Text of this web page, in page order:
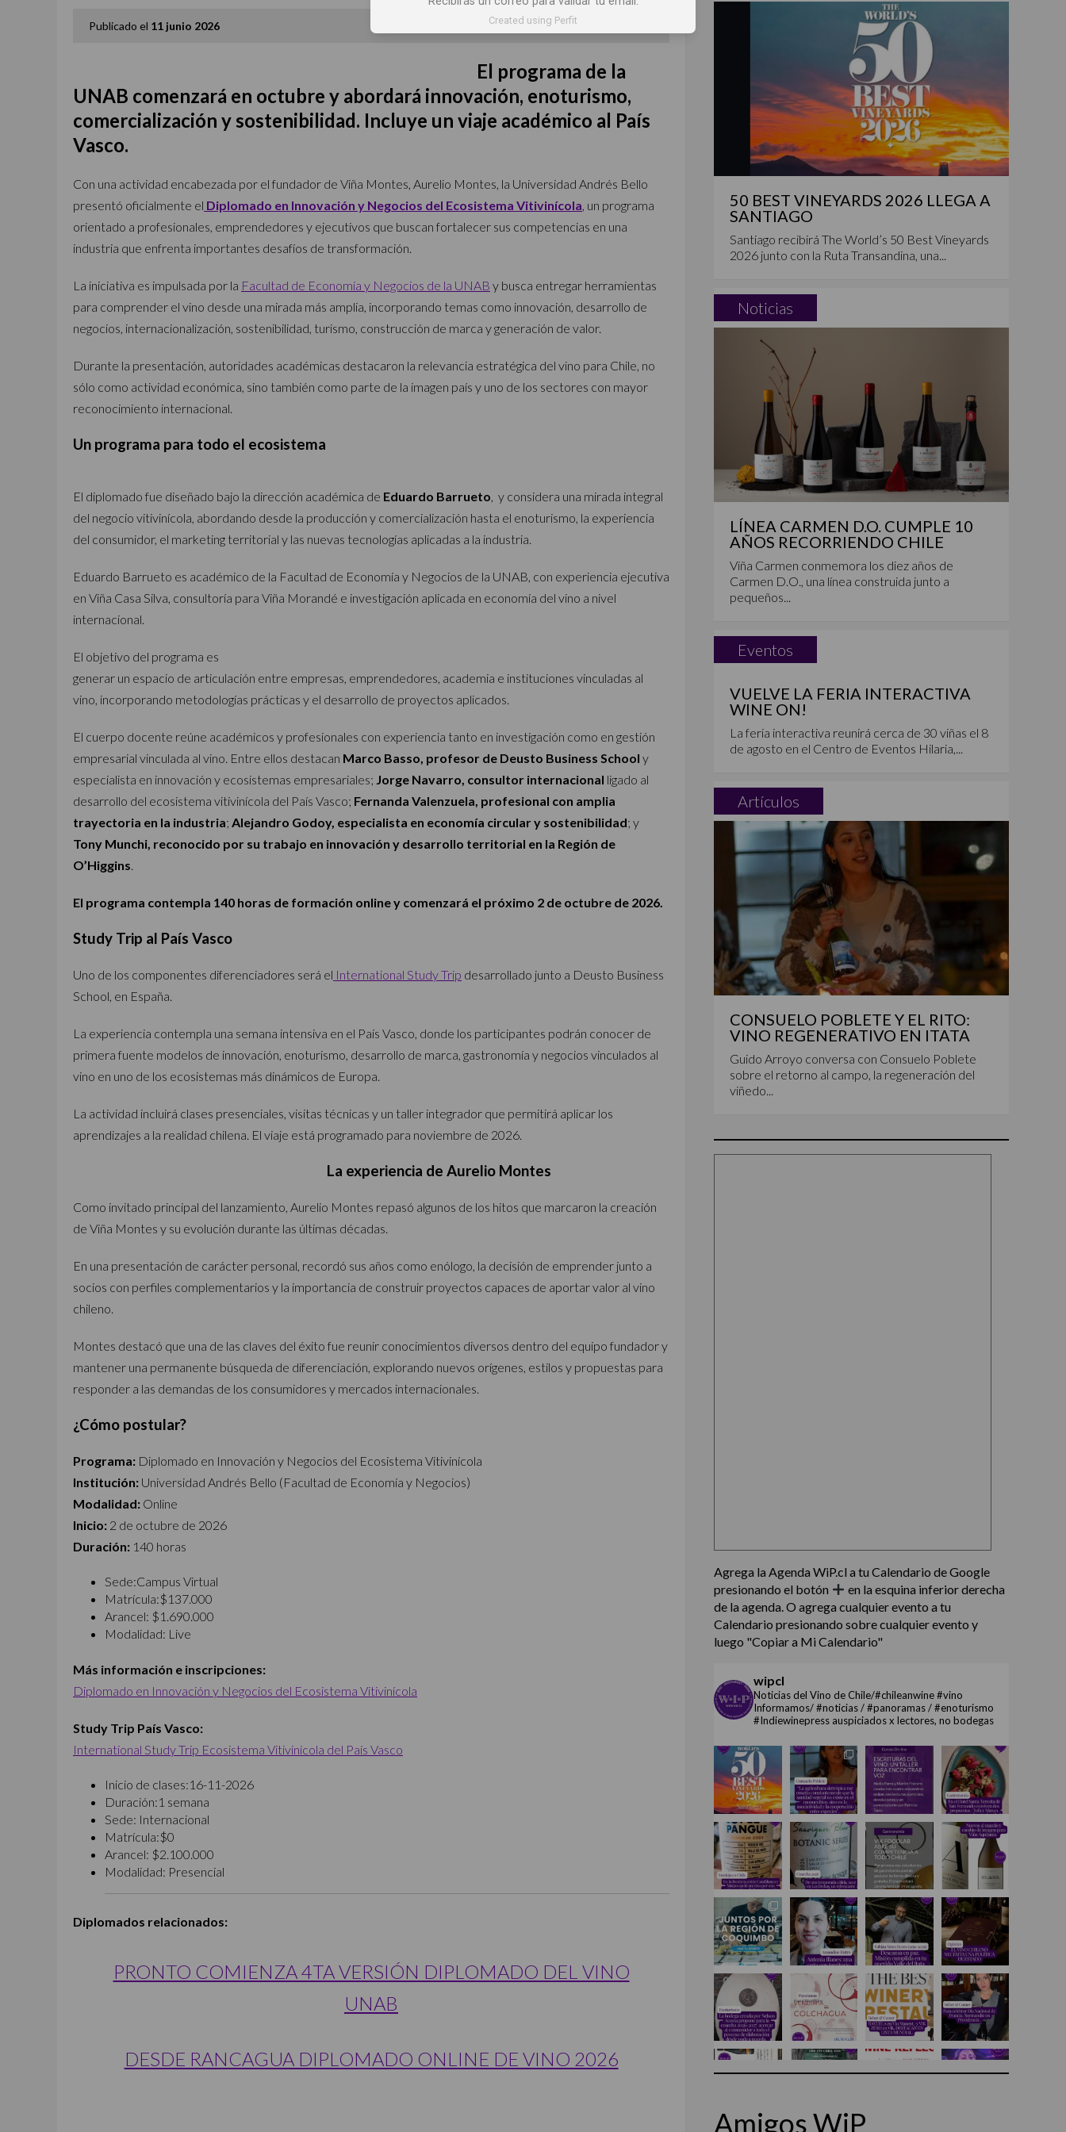
Publicado el 11 junio 2026 Mariana Martínez @reinaentrecopas
El programa de la
UNAB comenzará en octubre y abordará innovación, enoturismo,
comercialización y sostenibilidad. Incluye un viaje académico al País
Vasco.
Con una actividad encabezada por el fundador de Viña Montes, Aurelio Montes, la Universidad Andrés Bello
presentó oficialmente el Diplomado en Innovación y Negocios del Ecosistema Vitivinícola, un programa
orientado a profesionales, emprendedores y ejecutivos que buscan fortalecer sus competencias en una
industria que enfrenta importantes desafíos de transformación.
La iniciativa es impulsada por la Facultad de Economía y Negocios de la UNAB y busca entregar herramientas
para comprender el vino desde una mirada más amplia, incorporando temas como innovación, desarrollo de
negocios, internacionalización, sostenibilidad, turismo, construcción de marca y generación de valor.
Durante la presentación, autoridades académicas destacaron la relevancia estratégica del vino para Chile, no
sólo como actividad económica, sino también como parte de la imagen país y uno de los sectores con mayor
reconocimiento internacional.
Un programa para todo el ecosistema
El diplomado fue diseñado bajo la dirección académica de Eduardo Barrueto, y considera una mirada integral
del negocio vitivinícola, abordando desde la producción y comercialización hasta el enoturismo, la experiencia
del consumidor, el marketing territorial y las nuevas tecnologías aplicadas a la industria.
Eduardo Barrueto es académico de la Facultad de Economía y Negocios de la UNAB, con experiencia ejecutiva
en Viña Casa Silva, consultoría para Viña Morandé e investigación aplicada en economía del vino a nivel
internacional.
El objetivo del programa es
generar un espacio de articulación entre empresas, emprendedores, academia e instituciones vinculadas al
vino, incorporando metodologías prácticas y el desarrollo de proyectos aplicados.
El cuerpo docente reúne académicos y profesionales con experiencia tanto en investigación como en gestión
empresarial vinculada al vino. Entre ellos destacan Marco Basso, profesor de Deusto Business School y
especialista en innovación y ecosistemas empresariales; Jorge Navarro, consultor internacional ligado al
desarrollo del ecosistema vitivinícola del País Vasco; Fernanda Valenzuela, profesional con amplia
trayectoria en la industria; Alejandro Godoy, especialista en economía circular y sostenibilidad; y
Tony Munchi, reconocido por su trabajo en innovación y desarrollo territorial en la Región de
O’Higgins.
El programa contempla 140 horas de formación online y comenzará el próximo 2 de octubre de 2026.
Study Trip al País Vasco
Uno de los componentes diferenciadores será el International Study Trip desarrollado junto a Deusto Business
School, en España.
La experiencia contempla una semana intensiva en el País Vasco, donde los participantes podrán conocer de
primera fuente modelos de innovación, enoturismo, desarrollo de marca, gastronomía y negocios vinculados al
vino en uno de los ecosistemas más dinámicos de Europa.
La actividad incluirá clases presenciales, visitas técnicas y un taller integrador que permitirá aplicar los
aprendizajes a la realidad chilena. El viaje está programado para noviembre de 2026.
La experiencia de Aurelio Montes
Como invitado principal del lanzamiento, Aurelio Montes repasó algunos de los hitos que marcaron la creación
de Viña Montes y su evolución durante las últimas décadas.
En una presentación de carácter personal, recordó sus años como enólogo, la decisión de emprender junto a
socios con perfiles complementarios y la importancia de construir proyectos capaces de aportar valor al vino
chileno.
Montes destacó que una de las claves del éxito fue reunir conocimientos diversos dentro del equipo fundador y
mantener una permanente búsqueda de diferenciación, explorando nuevos orígenes, estilos y propuestas para
responder a las demandas de los consumidores y mercados internacionales.
¿Cómo postular?
Programa: Diplomado en Innovación y Negocios del Ecosistema Vitivinícola
Institución: Universidad Andrés Bello (Facultad de Economía y Negocios)
Modalidad: Online
Inicio: 2 de octubre de 2026
Duración: 140 horas
Sede:Campus Virtual
Matrícula:$137.000
Arancel: $1.690.000
Modalidad: Live
Más información e inscripciones:
Diplomado en Innovación y Negocios del Ecosistema Vitivinícola
Study Trip País Vasco:
International Study Trip Ecosistema Vitivinícola del País Vasco
Inicio de clases:16-11-2026
Duración:1 semana
Sede: Internacional
Matrícula:$0
Arancel: $2.100.000
Modalidad: Presencial
Diplomados relacionados:
PRONTO COMIENZA 4TA VERSIÓN DIPLOMADO DEL VINO
UNAB
DESDE RANCAGUA DIPLOMADO ONLINE DE VINO 2026
50 BEST VINEYARDS 2026 LLEGA A
SANTIAGO
Santiago recibirá The World’s 50 Best Vineyards
2026 junto con la Ruta Transandina, una...
Noticias
LÍNEA CARMEN D.O. CUMPLE 10
AÑOS RECORRIENDO CHILE
Viña Carmen conmemora los diez años de
Carmen D.O., una línea construida junto a
pequeños...
Eventos
VUELVE LA FERIA INTERACTIVA
WINE ON!
La feria interactiva reunirá cerca de 30 viñas el 8
de agosto en el Centro de Eventos Hilaria,...
Artículos
CONSUELO POBLETE Y EL RITO:
VINO REGENERATIVO EN ITATA
Guido Arroyo conversa con Consuelo Poblete
sobre el retorno al campo, la regeneración del
viñedo...
Agrega la Agenda WiP.cl a tu Calendario de Google
presionando el botón
en la esquina inferior derecha
de la agenda. O agrega cualquier evento a tu
Calendario presionando sobre cualquier evento y
luego "Copiar a Mi Calendario"
wipcl
Noticias del Vino de Chile/#chileanwine #vino
Informamos/ #noticias / #panoramas / #enoturismo
#Indiewinepress auspiciados x lectores, no bodegas
Amigos WiP
Created using Perfit